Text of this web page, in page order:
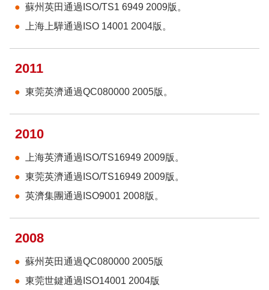
蘇州英田通過ISO/TS1 6949 2009版。
上海上驊通過ISO 14001 2004版。
2011
東莞英濟通過QC080000 2005版。
2010
上海英濟通過ISO/TS16949 2009版。
東莞英濟通過ISO/TS16949 2009版。
英濟集團通過ISO9001 2008版。
2008
蘇州英田通過QC080000 2005版
東莞世鍵通過ISO14001 2004版